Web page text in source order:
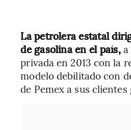
La petrolera estatal
de gasolina en el país,a
privada en 2013 con la
modelo debilitado con
de Pemex a sus